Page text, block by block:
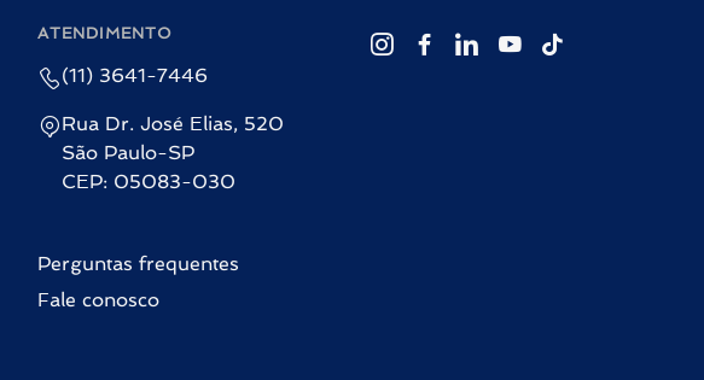
ATENDIMENTO
(11) 3641-7446
Rua Dr. José Elias, 520
São Paulo-SP
CEP: 05083-030
Perguntas frequentes
Fale conosco